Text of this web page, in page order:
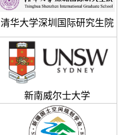
清华大学深圳国际研究生院
新南威尔士大学